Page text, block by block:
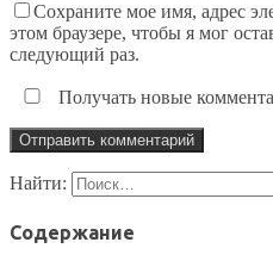
Сохраните мое имя, адрес
этом браузере, чтобы я мог
следующий раз.
Получать новые
Найти:
Содержание